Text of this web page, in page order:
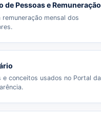
de Pessoas e Remuneração
remuneração mensal dos
e conceitos usados no Portal da